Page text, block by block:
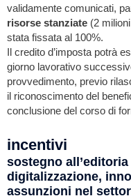
validamente comunicati,
risorse stanziate (2
stata fissata al 100%.
Il credito d’imposta potrà
giorno lavorativo
provvedimento, previo
il riconoscimento del
conclusione del corso di
incentivi
sostegno
digitalizzazione,
assunzioni nel